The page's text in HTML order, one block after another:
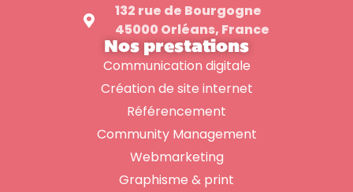
132 rue de Bourgogne
45000 Orléans, France
Nos prestations
Communication digitale
Création de site internet
Référencement
Community Management
Webmarketing
Graphisme & print